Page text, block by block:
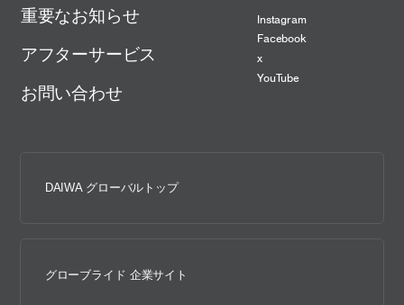
重要なお知らせ
アフターサービス
お問い合わせ
Instagram
Facebook
x
YouTube
DAIWA グローバルトップ
グローブライド 企業サイト